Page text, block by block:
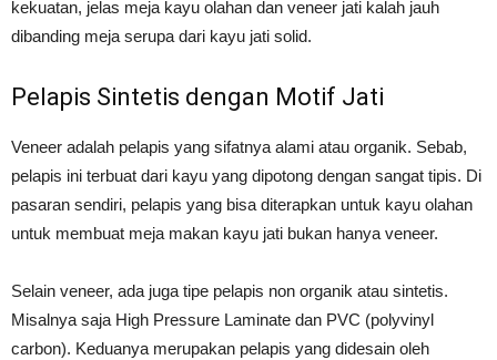
kekuatan, jelas meja kayu olahan dan veneer jati kalah jauh
dibanding meja serupa dari kayu jati solid.
Pelapis Sintetis dengan Motif Jati
Veneer adalah pelapis yang sifatnya alami atau organik. Sebab,
pelapis ini terbuat dari kayu yang dipotong dengan sangat tipis. Di
pasaran sendiri, pelapis yang bisa diterapkan untuk kayu olahan
untuk membuat meja makan kayu jati bukan hanya veneer.
Selain veneer, ada juga tipe pelapis non organik atau sintetis.
Misalnya saja High Pressure Laminate dan PVC (polyvinyl
carbon). Keduanya merupakan pelapis yang didesain oleh